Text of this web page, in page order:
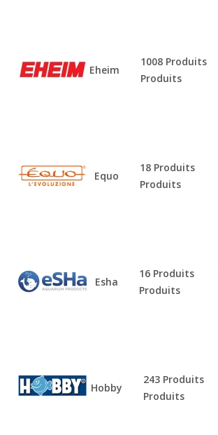
Eheim
1008 Produits
Produits
Equo
18 Produits
Produits
Esha
16 Produits
Produits
Hobby
243 Produits
Produits